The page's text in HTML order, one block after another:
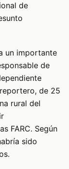
de
un importante
de
de 25
rural del
FARC. Según
sido